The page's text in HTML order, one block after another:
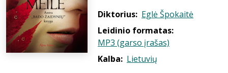
Diktorius: Eglė Špokaitė
Leidinio formatas:
MP3 (garso įrašas)
Kalba: Lietuvių